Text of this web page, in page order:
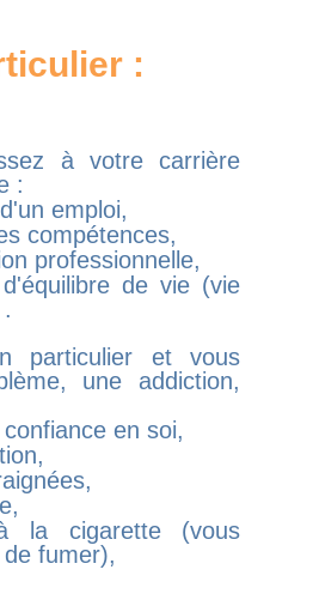
:
à votre carrière
:
emploi,
compétences,
professionnelle,
de vie (vie
particulier et vous
une addiction,
en soi,
la cigarette (vous
fumer),